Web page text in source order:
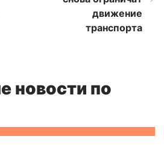
движение
транспорта
новости по